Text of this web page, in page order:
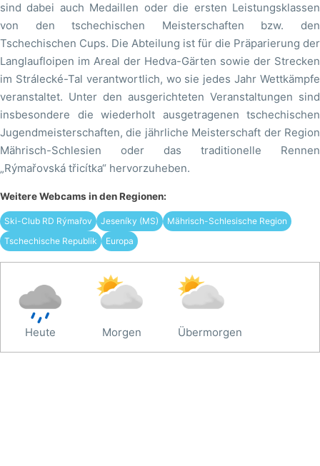
sind dabei auch Medaillen oder die ersten Leistungsklassen
von den tschechischen Meisterschaften bzw. den
Tschechischen Cups. Die Abteilung ist für die Präparierung der
Langlaufloipen im Areal der Hedva-Gärten sowie der Strecken
im Strálecké-Tal verantwortlich, wo sie jedes Jahr Wettkämpfe
veranstaltet. Unter den ausgerichteten Veranstaltungen sind
insbesondere die wiederholt ausgetragenen tschechischen
Jugendmeisterschaften, die jährliche Meisterschaft der Region
Mährisch-Schlesien oder das traditionelle Rennen
„Rýmařovská třicítka“ hervorzuheben.
Weitere Webcams in den Regionen:
Ski-Club RD Rýmařov Jeseníky (MS)
Mährisch-Schlesische Region
Tschechische Republik
Europa
Heute Morgen Übermorgen